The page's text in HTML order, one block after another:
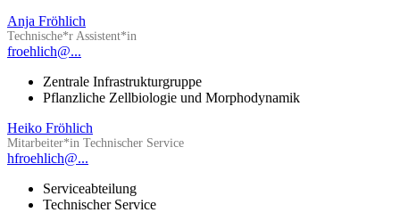
Anja Fröhlich
Technische*r Assistent*in
froehlich@...
Zentrale Infrastrukturgruppe
Pflanzliche Zellbiologie und Morphodynamik
Heiko Fröhlich
Mitarbeiter*in Technischer Service
hfroehlich@...
Serviceabteilung
Technischer Service